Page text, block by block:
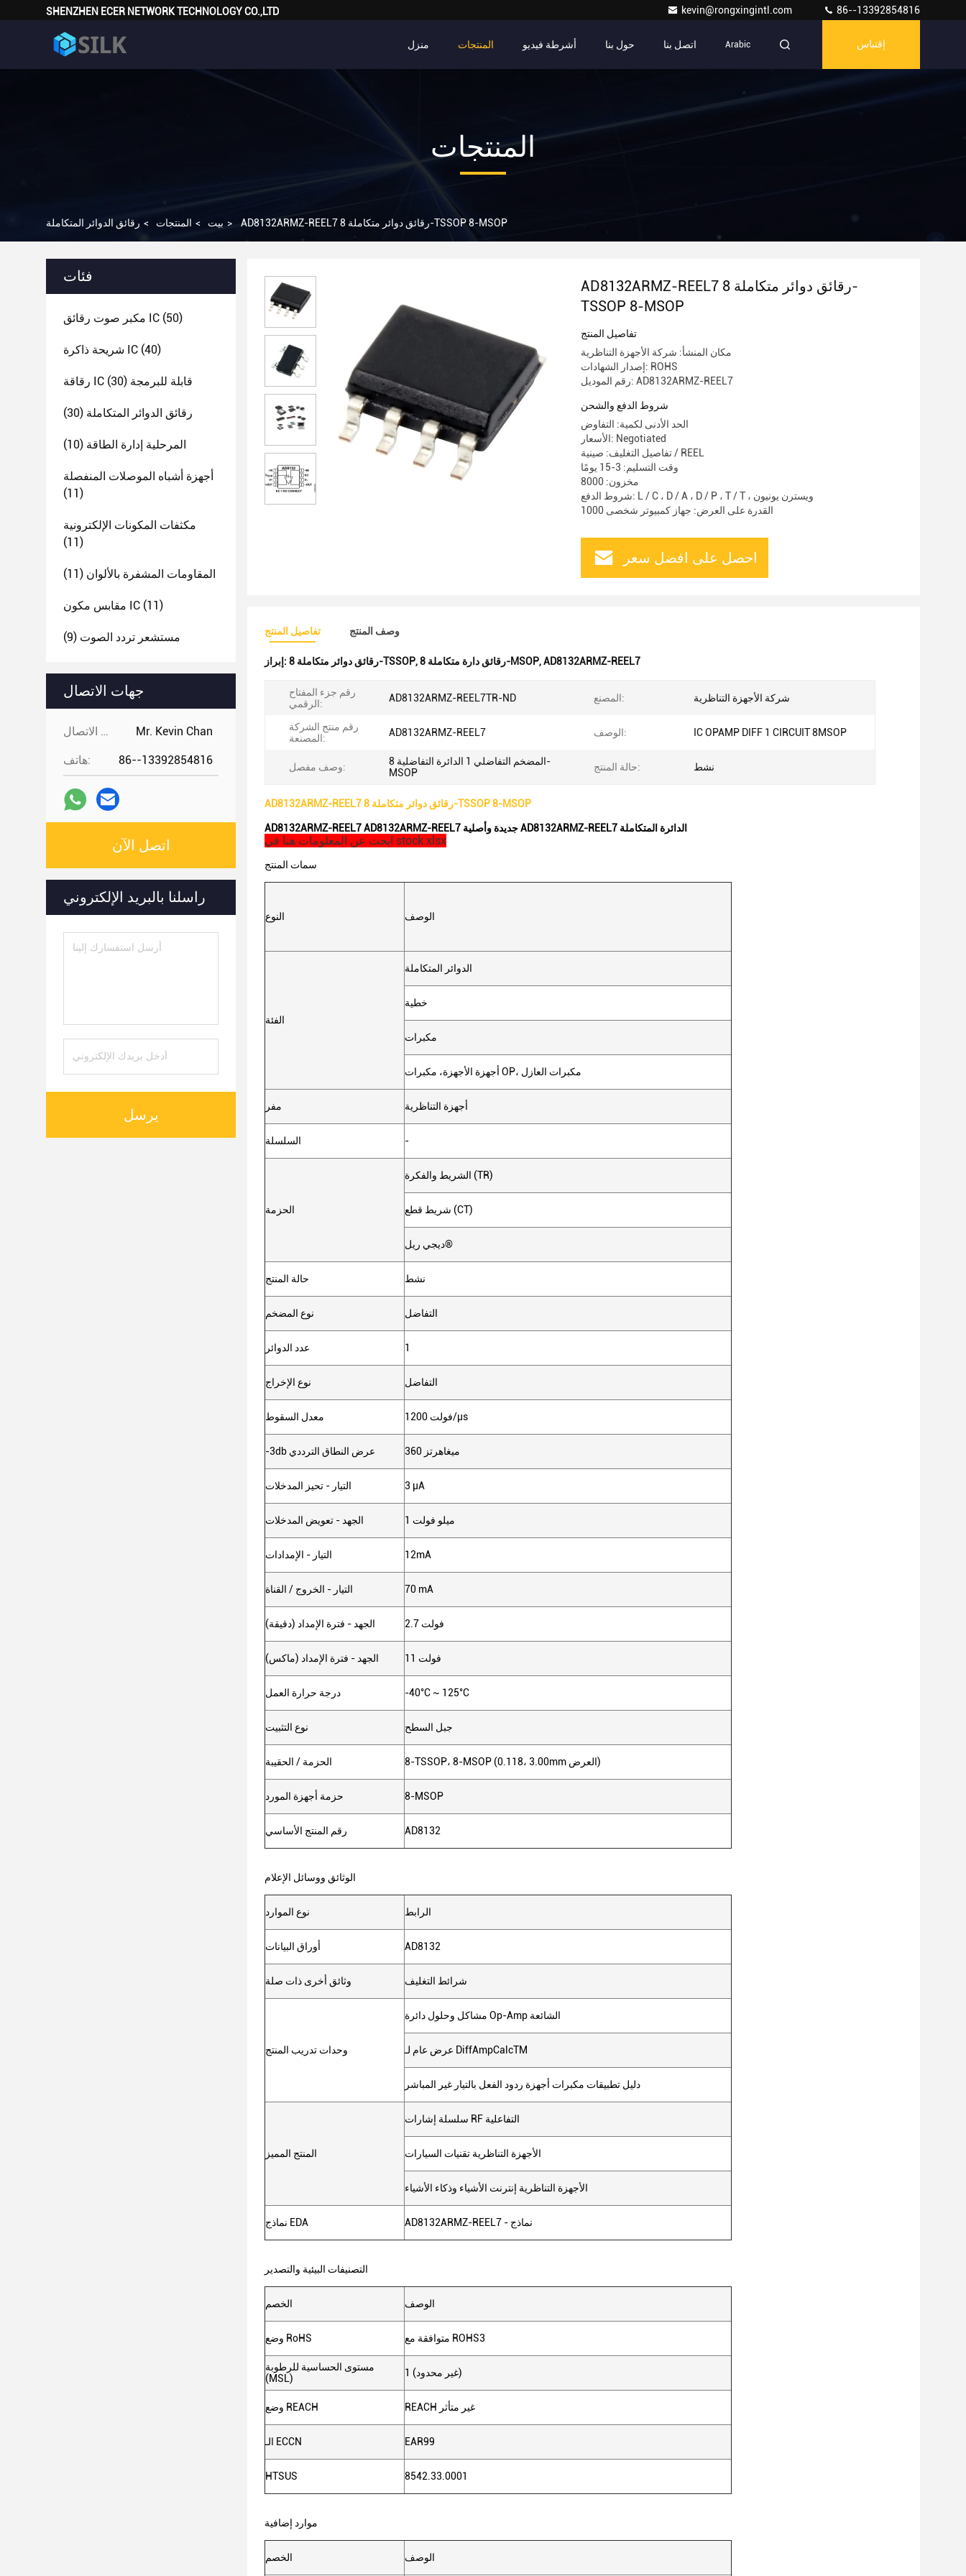
SHENZHEN ECER NETWORK TECHNOLOGY CO.,LTD kevin@rongxingintl.com 86--13392854816
منزل المنتجات أشرطة فيديو حول بنا اتصل بنا Arabic إقتباس
المنتجات
بيت > المنتجات > رقائق الدوائر المتكاملة > AD8132ARMZ-REEL7 رقائق دوائر متكاملة 8-TSSOP 8-MSOP
فئات
مكبر صوت رقائق IC (50)
شريحة ذاكرة IC (40)
رقاقة IC قابلة للبرمجة (30)
رقائق الدوائر المتكاملة (30)
المرحلية إدارة الطاقة (10)
أجهزة أشباه الموصلات المنفصلة
(11)
مكثفات المكونات الإلكترونية
(11)
المقاومات المشفرة بالألوان (11)
مقابس مكون IC (11)
مستشعر تردد الصوت (9)
جهات الاتصال
جهات الاتصال: Mr. Kevin Chan
هاتف: 86--13392854816
اتصل الآن
راسلنا بالبريد الإلكتروني
يرسل
AD8132ARMZ-REEL7 رقائق دوائر متكاملة 8-
TSSOP 8-MSOP
تفاصيل المنتج
مكان المنشأ: شركة الأجهزة التناظرية
إصدار الشهادات: ROHS
رقم الموديل: AD8132ARMZ-REEL7
شروط الدفع والشحن
الحد الأدنى لكمية: التفاوض
الأسعار: Negotiated
تفاصيل التغليف: صينية / REEL
وقت التسليم: 3-15 يومًا
مخزون: 8000
شروط الدفع: L / C ، D / A ، D / P ، T / T ، ويسترن يونيون
القدرة على العرض: جهاز كمبيوتر شخصى 1000
احصل على افضل سعر
تفاصيل المنتج وصف المنتج
إبراز: رقائق دوائر متكاملة 8-TSSOP, رقائق دارة متكاملة 8-MSOP,AD8132ARMZ-REEL7
رقم جزء المفتاح
الرقمي:
AD8132ARMZ-REEL7TR-ND المصنع: شركة الأجهزة التناظرية
رقم منتج الشركة
المصنعة:
AD8132ARMZ-REEL7 الوصف: IC OPAMP DIFF 1 CIRCUIT 8MSOP
وصف مفصل:
المضخم التفاضلي 1 الدائرة التفاضلية 8-
MSOP
حالة المنتج: نشط
AD8132ARMZ-REEL7 رقائق دوائر متكاملة 8-TSSOP 8-MSOP
AD8132ARMZ-REEL7 AD8132ARMZ-REEL7 جديدة وأصلية AD8132ARMZ-REEL7 الدائرة المتكاملة
ابحث عن المعلومات هنا في stock.xlsx
سمات المنتج
النوع الوصف
الفئة
الدوائر المتكاملة
خطية
مكبرات
أجهزة الأجهزة، مكبرات OP، مكبرات العازل
مفر أجهزة التناظرية
السلسلة -
الحزمة
الشريط والفكرة (TR)
شريط قطع (CT)
ديجي ريل®
حالة المنتج نشط
نوع المضخم التفاضل
عدد الدوائر 1
نوع الإخراج التفاضل
معدل السقوط 1200 فولت/μs
-3db عرض النطاق الترددي 360 ميغاهرتز
التيار - تحيز المدخلات 3 μA
الجهد - تعويض المدخلات 1 ميلو فولت
التيار - الإمدادات 12mA
التيار - الخروج / القناة 70 mA
الجهد - فترة الإمداد (دقيقة) 2.7 فولت
الجهد - فترة الإمداد (ماكس) 11 فولت
درجة حرارة العمل -40°C ~ 125°C
نوع التثبيت جبل السطح
الحزمة / الحقيبة 8-TSSOP، 8-MSOP (0.118، 3.00mm العرض)
حزمة أجهزة المورد 8-MSOP
رقم المنتج الأساسي AD8132
الوثائق ووسائل الإعلام
نوع الموارد الرابط
أوراق البيانات AD8132
وثائق أخرى ذات صلة شرائط التغليف
وحدات تدريب المنتج
مشاكل وحلول دائرة Op-Amp الشائعة
عرض عام لـ DiffAmpCalcTM
دليل تطبيقات مكبرات أجهزة ردود الفعل بالتيار غير المباشر
المنتج المميز
سلسلة إشارات RF التفاعلية
الأجهزة التناظرية تقنيات السيارات
الأجهزة التناظرية إنترنت الأشياء وذكاء الأشياء
نماذج EDA AD8132ARMZ-REEL7 - نماذج
التصنيفات البيئية والتصدير
الخصم الوصف
وضع RoHS متوافقة مع ROHS3
مستوى الحساسية للرطوبة
(MSL)
1 (غير محدود)
وضع REACH REACH غير متأثر
الـ ECCN EAR99
HTSUS 8542.33.0001
موارد إضافية
الخصم الوصف